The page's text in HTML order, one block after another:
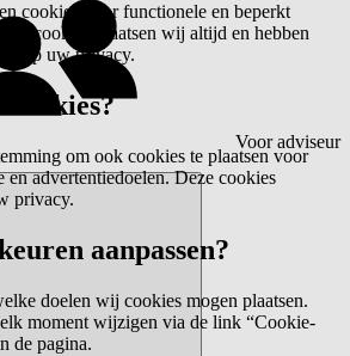
Voor adviseur
cookies voor functionele en beperkt
cookies plaatsen wij altijd en hebben
op uw privacy.
om ook cookies te plaatsen voor
en advertentiedoelen. Deze cookies
privacy.
aanpassen?
doelen wij cookies mogen plaatsen.
moment wijzigen via de link “Cookie-
de pagina.